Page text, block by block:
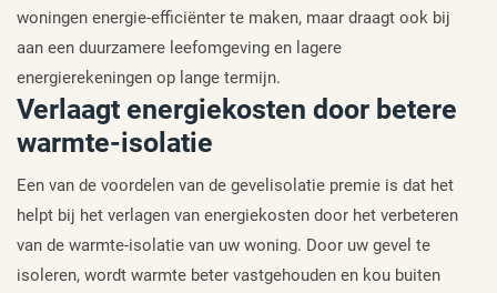
woningen energie-efficiënter te maken, maar draagt ook bij
aan een duurzamere leefomgeving en lagere
energierekeningen op lange termijn.
Verlaagt energiekosten door betere
warmte-isolatie
Een van de voordelen van de gevelisolatie premie is dat het
helpt bij het verlagen van energiekosten door het verbeteren
van de warmte-isolatie van uw woning. Door uw gevel te
isoleren, wordt warmte beter vastgehouden en kou buiten